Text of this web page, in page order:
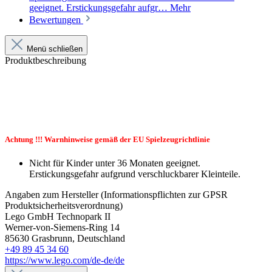
geeignet. Erstickungsgefahr aufgr… Mehr
Bewertungen
Menü schließen
Produktbeschreibung
Achtung !!! Warnhinweise gemäß der EU Spielzeugrichtlinie
Nicht für Kinder unter 36 Monaten geeignet.
Erstickungsgefahr aufgrund verschluckbarer Kleinteile.
Angaben zum Hersteller (Informationspflichten zur GPSR
Produktsicherheitsverordnung)
Lego GmbH Technopark II
Werner-von-Siemens-Ring 14
85630 Grasbrunn, Deutschland
+49 89 45 34 60
https://www.lego.com/de-de/de